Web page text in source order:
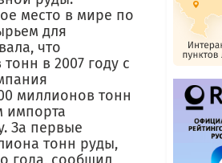
место в мире по
для
что
в 2007 году с
миллионов тонн
импорта
За первые
тонн руды,